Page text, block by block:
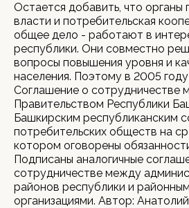
Остается добавить, что органы
власти и потребительская
общее дело - работают в
республики. Они совместно
вопросы повышения уровня и
населения. Поэтому в 2005
Соглашение о сотрудничестве
Правительством Республики
Башкирским республиканским
потребительских обществ на
котором оговорены
Подписаны аналогичные
сотрудничестве между
районов республики и
организациями. Автор: